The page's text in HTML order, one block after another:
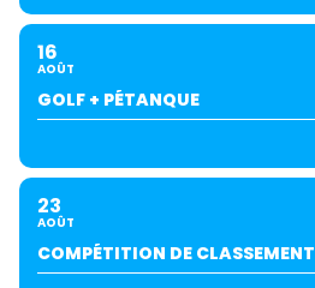
16
AOÛT
GOLF + PÉTANQUE
23
AOÛT
COMPÉTITION DE CLASSEMENT